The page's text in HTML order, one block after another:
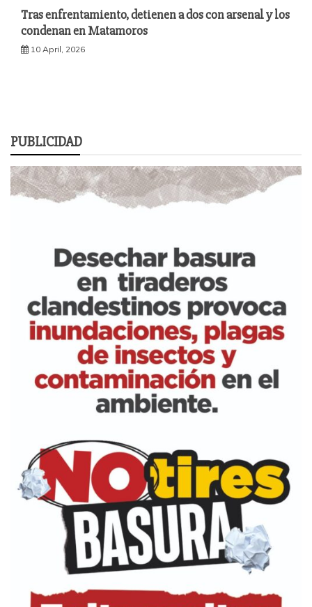
Tras enfrentamiento, detienen a dos con arsenal y los
condenan en Matamoros
10 April, 2026
PUBLICIDAD